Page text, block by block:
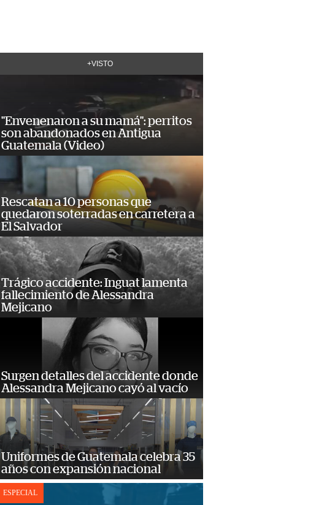
+VISTO
"Envenenaron a su mamá": perritos
son abandonados en Antigua
Guatemala (Video)
Rescatan a 10 personas que
quedaron soterradas en carretera a
El Salvador
Trágico accidente: Inguat lamenta
fallecimiento de Alessandra
Mejicano
Surgen detalles del accidente donde
Alessandra Mejicano cayó al vacío
Uniformes de Guatemala celebra 35
años con expansión nacional
ESPECIAL